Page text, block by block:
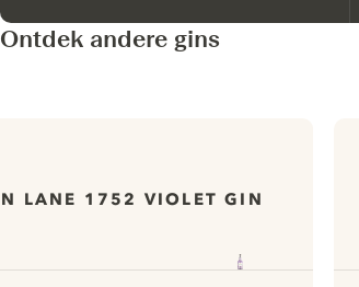
Ontdek andere gins
LANE 1752 VIOLET GIN